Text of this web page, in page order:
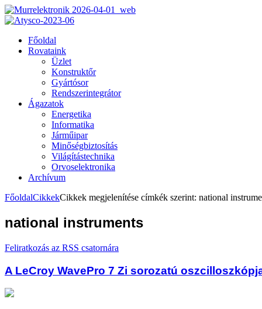
Főoldal
Rovataink
Üzlet
Konstruktőr
Gyártósor
Rendszerintegrátor
Ágazatok
Energetika
Informatika
Járműipar
Minőségbiztosítás
Világítástechnika
Orvoselektronika
Archívum
FőoldalCikkekCikkek megjelenítése címkék szerint: national
national instruments
Feliratkozás az RSS csatornára
A LeCroy WavePro 7 Zi sorozatú